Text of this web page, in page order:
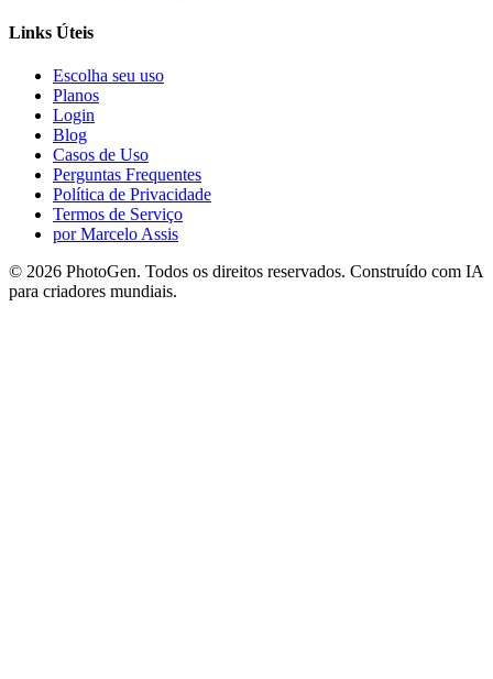
Links Úteis
Escolha seu uso
Planos
Login
Blog
Casos de Uso
Perguntas Frequentes
Política de Privacidade
Termos de Serviço
por Marcelo Assis
© 2026 PhotoGen. Todos os direitos reservados. Construído com IA
para criadores mundiais.